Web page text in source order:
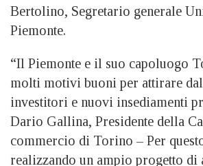
Bertolino, Segretario generale
Piemonte.
“Il Piemonte e il suo capoluogo
molti motivi buoni per attirare
investitori e nuovi insediamenti
Dario Gallina, Presidente della
commercio di Torino – Per
realizzando un ampio progetto di